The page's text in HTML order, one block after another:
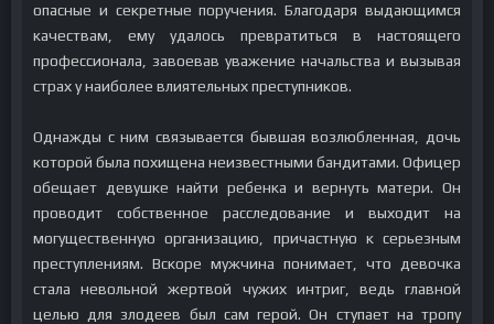
опасные и секретные поручения. Благодаря выдающимся
качествам, ему удалось превратиться в настоящего
профессионала, завоевав уважение начальства и вызывая
страх у наиболее влиятельных преступников.
Однажды с ним связывается бывшая возлюбленная, дочь
которой была похищена неизвестными бандитами. Офицер
обещает девушке найти ребенка и вернуть матери. Он
проводит собственное расследование и выходит на
могущественную организацию, причастную к серьезным
преступлениям. Вскоре мужчина понимает, что девочка
стала невольной жертвой чужих интриг, ведь главной
целью для злодеев был сам герой. Он ступает на тропу